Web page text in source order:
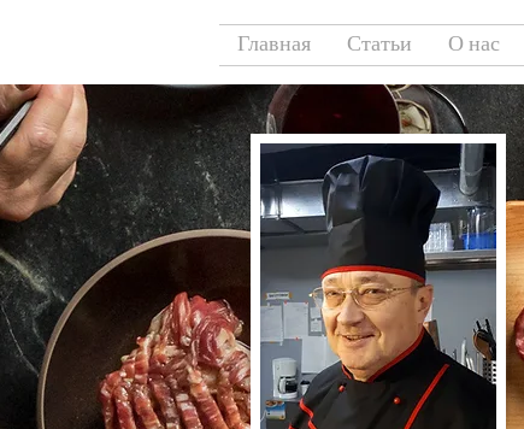
Главная Статьи О нас